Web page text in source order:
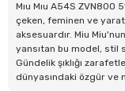
Mıu Mıu A54S
çeken, feminen ve
aksesuardır. Miu
yansıtan bu model, stil
Gündelik şıklığı
dünyasındaki özgür ve